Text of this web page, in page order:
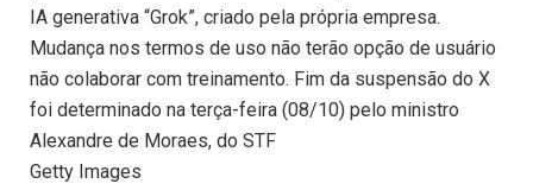
IA generativa “Grok”, criado pela própria empresa.
Mudança nos termos de uso não terão opção de usuário
não colaborar com treinamento. Fim da suspensão do X
foi determinado na terça-feira (08/10) pelo ministro
Alexandre de Moraes, do STF
Getty Images